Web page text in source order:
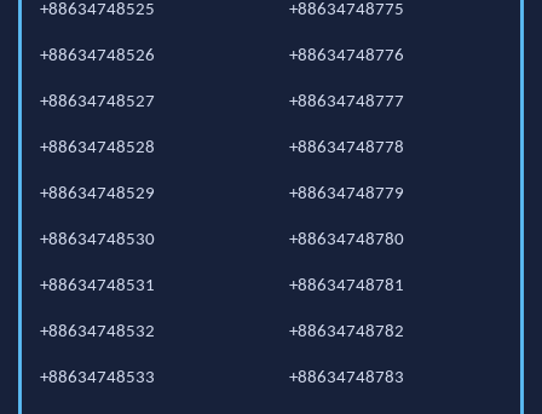
+88634748525
+88634748526
+88634748527
+88634748528
+88634748529
+88634748530
+88634748531
+88634748532
+88634748533
+88634748775
+88634748776
+88634748777
+88634748778
+88634748779
+88634748780
+88634748781
+88634748782
+88634748783